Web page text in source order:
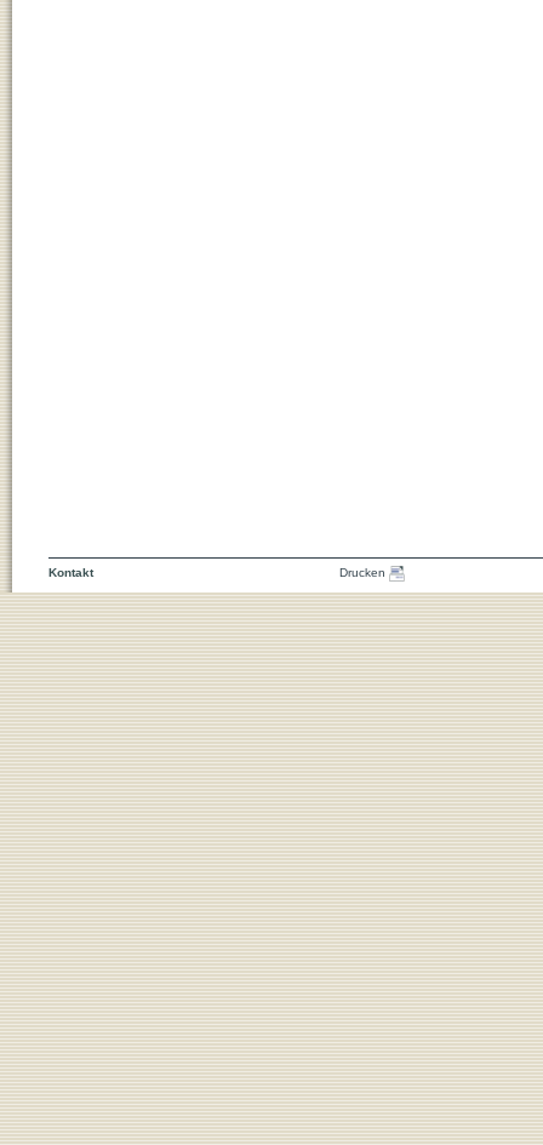
Kontakt Drucken